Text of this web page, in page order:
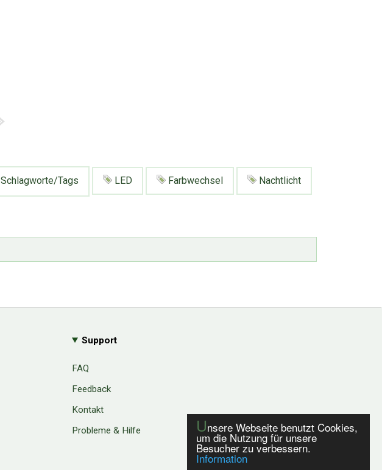
Unsere Webseite benutzt Cookies,
um die Nutzung für unsere
Besucher zu verbessern.
Information
Schlagworte/Tags LED Farbwechsel Nachtlicht
Support
FAQ
Feedback
Kontakt
Probleme & Hilfe